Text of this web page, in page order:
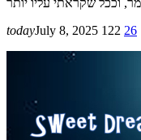
todayJuly 8, 2025 122 26